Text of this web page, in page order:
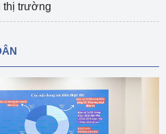
thị trường